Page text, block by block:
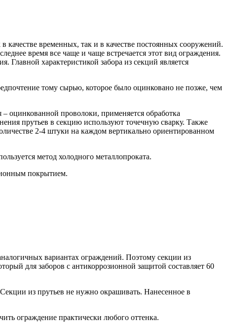
качестве временных, так и в качестве постоянных сооружений.
время все чаще и чаще встречается этот вид ограждения.
характеристикой забора из секций является
тому сырью, которое было оцинковано не позже, чем
оцинкованной проволоки, применяется обработка
прутьев в секцию используют точечную сварку. Также
2-4 штуки на каждом вертикально ориентированном
метод холодного металлопроката.
покрытием.
вариантах ограждений. Поэтому секции из
для заборов с антикоррозионной защитой составляет 60
из прутьев не нужно окрашивать. Нанесенное в
ограждение практически любого оттенка.